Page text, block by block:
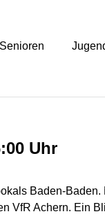
Senioren
Uhr
VfR Achern. Ein